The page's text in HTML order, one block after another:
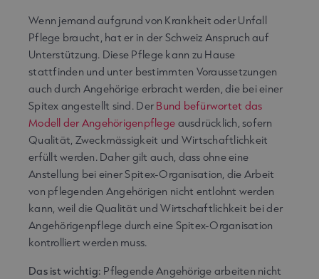
Wenn jemand aufgrund von Krankheit oder Unfall
Pflege braucht, hat er in der Schweiz Anspruch auf
Unterstützung. Diese Pflege kann zu Hause
stattfinden und unter bestimmten Voraussetzungen
auch durch Angehörige erbracht werden, die bei einer
Spitex angestellt sind. Der Bund befürwortet das
Modell der Angehörigenpflege ausdrücklich, sofern
Qualität, Zweckmässigkeit und Wirtschaftlichkeit
erfüllt werden. Daher gilt auch, dass ohne eine
Anstellung bei einer Spitex-Organisation, die Arbeit
von pflegenden Angehörigen nicht entlohnt werden
kann, weil die Qualität und Wirtschaftlichkeit bei der
Angehörigenpflege durch eine Spitex-Organisation
kontrolliert werden muss.
Das ist wichtig: Pflegende Angehörige arbeiten nicht